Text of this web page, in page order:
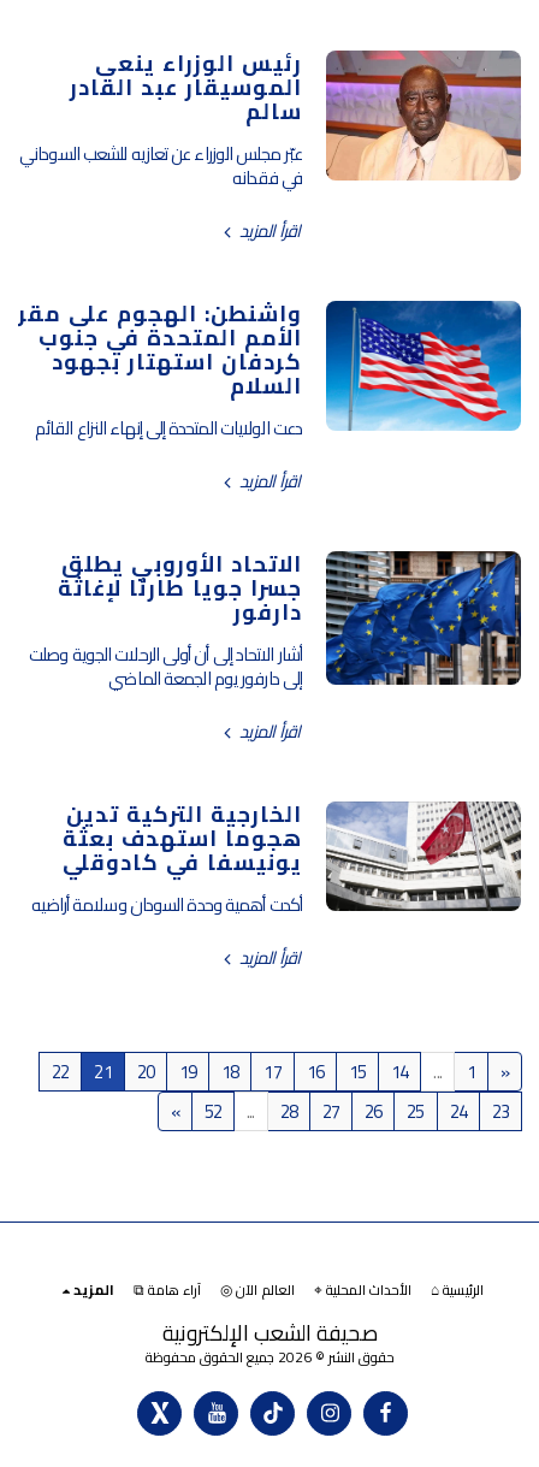
رئيس الوزراء ينعى
الموسيقار عبد القادر
سالم
عبّر مجلس الوزراء عن تعازيه للشعب السوداني
في فقدانه
اقرأ المزيد
واشنطن: الهجوم على مقر
الأمم المتحدة في جنوب
كردفان استهتار بجهود
السلام
دعت الولايات المتحدة إلى إنهاء النزاع القائم
اقرأ المزيد
الاتحاد الأوروبي يطلق
جسرا جويا طارئا لإغاثة
دارفور
أشار الاتحاد إلى أن أولى الرحلات الجوية وصلت
إلى دارفور يوم الجمعة الماضي
اقرأ المزيد
الخارجية التركية تدين
هجوما استهدف بعثة
يونيسفا في كادوقلي
أكدت أهمية وحدة السودان وسلامة أراضيه
اقرأ المزيد
«
1
...
14
15
16
17
18
19
20
21
22
23
24
25
26
27
28
...
52
»
صحيفة الشعب الإلكترونية
حقوق النشر © 2026 جميع الحقوق محفوظة
الرئيسية ⌂ الأحداث المحلية ⌖ العالم الآن ◎ آراء هامة ⧉ المزيد